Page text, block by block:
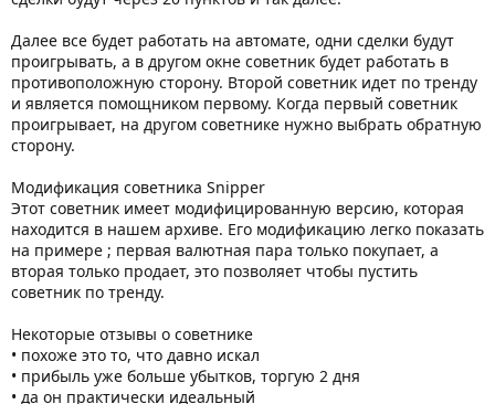
Далее все будет работать на автомате, одни сделки будут
проигрывать, а в другом окне советник будет работать в
противоположную сторону. Второй советник идет по тренду
и является помощником первому. Когда первый советник
проигрывает, на другом советнике нужно выбрать обратную
сторону.
Модификация советника Snipper
Этот советник имеет модифицированную версию, которая
находится в нашем архиве. Его модификацию легко показать
на примере ; первая валютная пара только покупает, а
вторая только продает, это позволяет чтобы пустить
советник по тренду.
Некоторые отзывы о советнике
• похоже это то, что давно искал
• прибыль уже больше убытков, торгую 2 дня
• да он практически идеальный